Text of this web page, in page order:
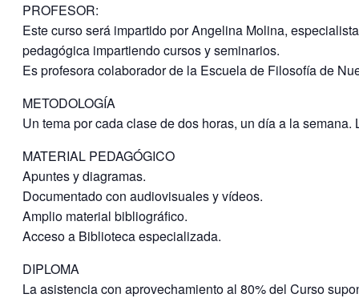
PROFESOR:
Este curso será impartido por Angelina Molina,
pedagógica impartiendo cursos y seminarios.
Es profesora colaborador de la Escuela de Filosofía de
METODOLOGÍA
Un tema por cada clase de dos horas, un día a la
MATERIAL PEDAGÓGICO
Apuntes y diagramas.
Documentado con audiovisuales y vídeos.
Amplio material bibliográfico.
Acceso a Biblioteca especializada.
DIPLOMA
La asistencia con aprovechamiento al 80% del Curso